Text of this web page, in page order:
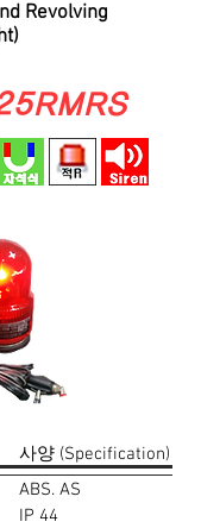
Revolving
​사양 (Specification)
ABS. AS
IP 44